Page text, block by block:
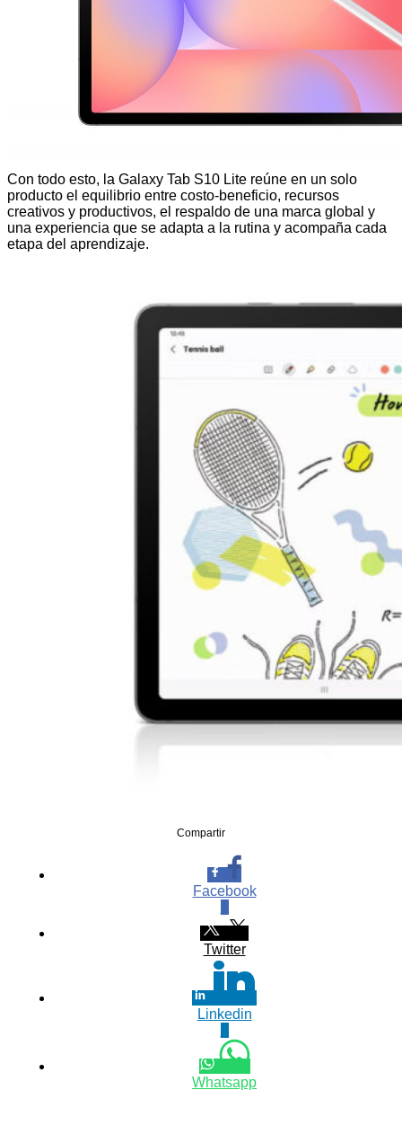
Con todo esto, la Galaxy Tab S10 Lite reúne en un solo
producto el equilibrio entre costo-beneficio, recursos
creativos y productivos, el respaldo de una marca global y
una experiencia que se adapta a la rutina y acompaña cada
etapa del aprendizaje.
Compartir
Facebook
Twitter
Linkedin
Whatsapp